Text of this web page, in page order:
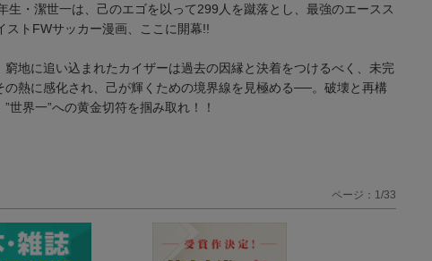
・潔世一は、己のエゴを以って299人を蹴落とし、最強のエースス
ストFWサッカー漫画、ここに開幕!!
地に追い込まれたカイザーは過去の因縁と決着をつけるべく、未完
熱に感化され、己が輝くための境界線を見極める──。破壊と再構
界一”への黄金切符を掴み取れ！！
ページ：1/33